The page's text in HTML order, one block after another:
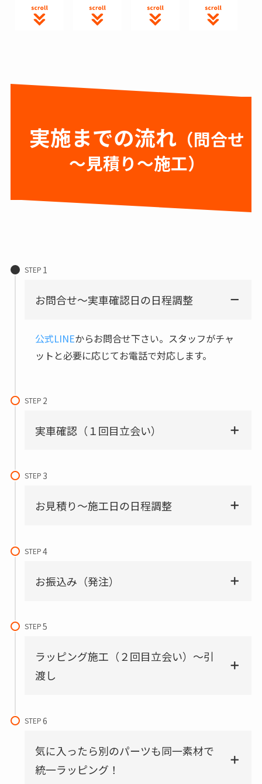
実施までの流れ （問合せ
～見積り～施工）
STEP
お問合せ～実車確認日の日程調整
公式LINEからお問合せ下さい。スタッフがチャ
ットと必要に応じてお電話で対応します。
STEP
実車確認（１回目立会い）
STEP
お見積り～施工日の日程調整
STEP
お振込み（発注）
STEP
ラッピング施工（２回目立会い）～引
渡し
STEP
気に入ったら別のパーツも同一素材で
統一ラッピング！